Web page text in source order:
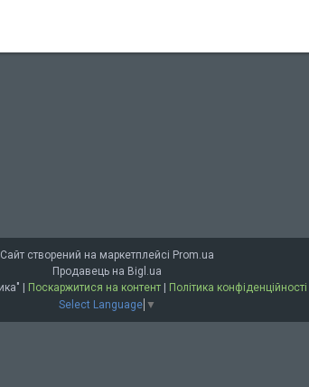
Сайт створений на маркетплейсі Prom.ua
Продавець на Bigl.ua
Поскаржитися на контент
Політика конфіденційності
Select Language ▼